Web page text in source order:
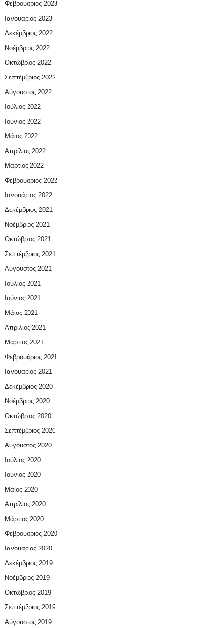
Φεβρουάριος 2023
Ιανουάριος 2023
Δεκέμβριος 2022
Νοέμβριος 2022
Οκτώβριος 2022
Σεπτέμβριος 2022
Αύγουστος 2022
Ιούλιος 2022
Ιούνιος 2022
Μάιος 2022
Απρίλιος 2022
Μάρτιος 2022
Φεβρουάριος 2022
Ιανουάριος 2022
Δεκέμβριος 2021
Νοέμβριος 2021
Οκτώβριος 2021
Σεπτέμβριος 2021
Αύγουστος 2021
Ιούλιος 2021
Ιούνιος 2021
Μάιος 2021
Απρίλιος 2021
Μάρτιος 2021
Φεβρουάριος 2021
Ιανουάριος 2021
Δεκέμβριος 2020
Νοέμβριος 2020
Οκτώβριος 2020
Σεπτέμβριος 2020
Αύγουστος 2020
Ιούλιος 2020
Ιούνιος 2020
Μάιος 2020
Απρίλιος 2020
Μάρτιος 2020
Φεβρουάριος 2020
Ιανουάριος 2020
Δεκέμβριος 2019
Νοέμβριος 2019
Οκτώβριος 2019
Σεπτέμβριος 2019
Αύγουστος 2019